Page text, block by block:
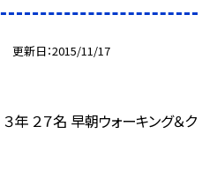
更新日 2015/11/17
年 ２７名 早朝ウォーキング＆ク